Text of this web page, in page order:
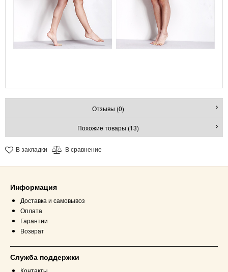
Отзывы (0)
Похожие товары (13)
В закладки В сравнение
Информация
Доставка и самовывоз
Оплата
Гарантии
Возврат
Служба поддержки
Контакты